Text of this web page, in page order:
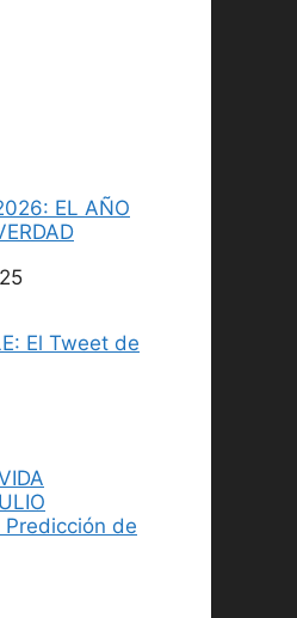
EL AÑO
El Tweet de
Predicción de